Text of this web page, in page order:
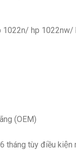
hp
(OEM)
tháng tùy điều kiện